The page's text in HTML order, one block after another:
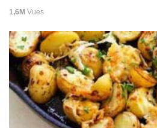
1,6M Vues